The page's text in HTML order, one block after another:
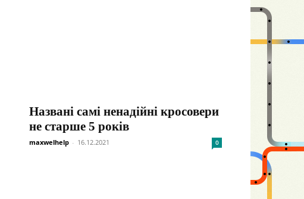
Названі самі ненадійні кросовери
не старше 5 років
maxwelhelp - 16.12.2021 0